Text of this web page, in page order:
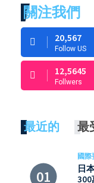
關注我們
20,567
Follow US
12,5645
Follwers
最近的 最
國際
日